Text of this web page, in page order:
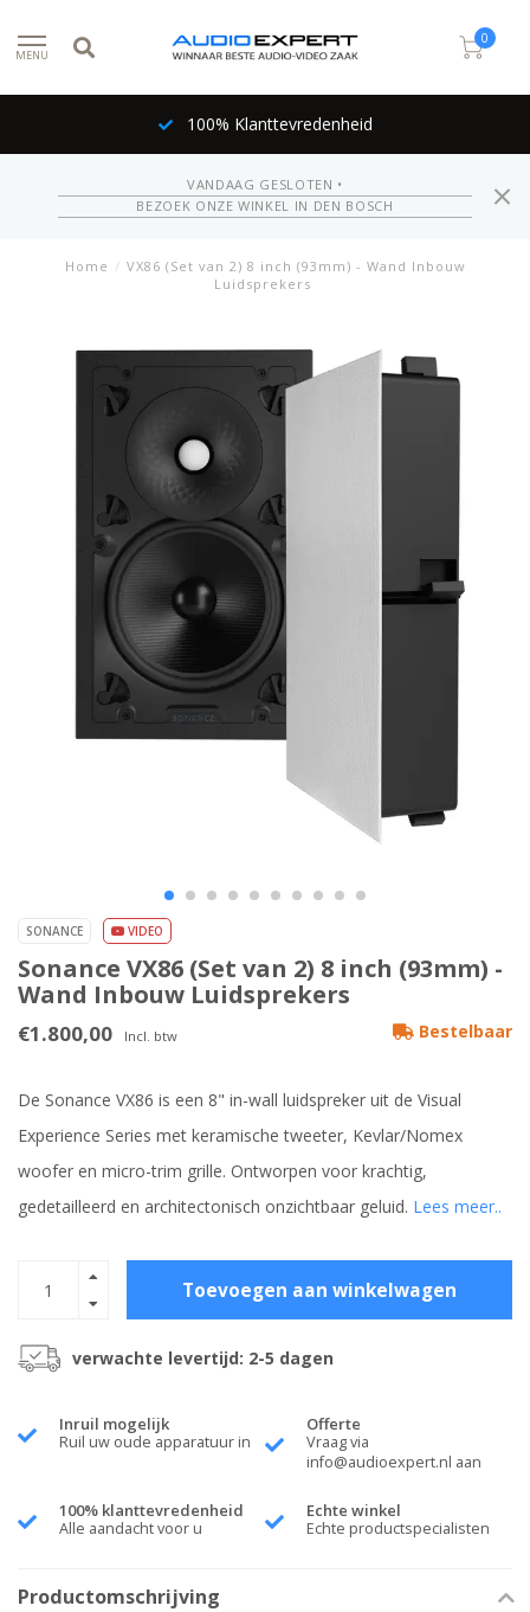
MENU
0
100% Klanttevredenheid
VANDAAG GESLOTEN •
BEZOEK ONZE WINKEL IN DEN BOSCH
Home / VX86 (Set van 2) 8 inch (93mm) - Wand Inbouw
Luidsprekers
SONANCE VIDEO
Sonance VX86 (Set van 2) 8 inch (93mm) -
Wand Inbouw Luidsprekers
€1.800,00 Incl. btw Bestelbaar
De Sonance VX86 is een 8" in-wall luidspreker uit de Visual
Experience Series met keramische tweeter, Kevlar/Nomex
woofer en micro-trim grille. Ontworpen voor krachtig,
gedetailleerd en architectonisch onzichtbaar geluid. Lees meer..
Toevoegen aan winkelwagen
verwachte levertijd: 2-5 dagen
Inruil mogelijk
Ruil uw oude apparatuur in
Offerte
Vraag via
info@audioexpert.nl aan
100% klanttevredenheid
Alle aandacht voor u
Echte winkel
Echte productspecialisten
Productomschrijving